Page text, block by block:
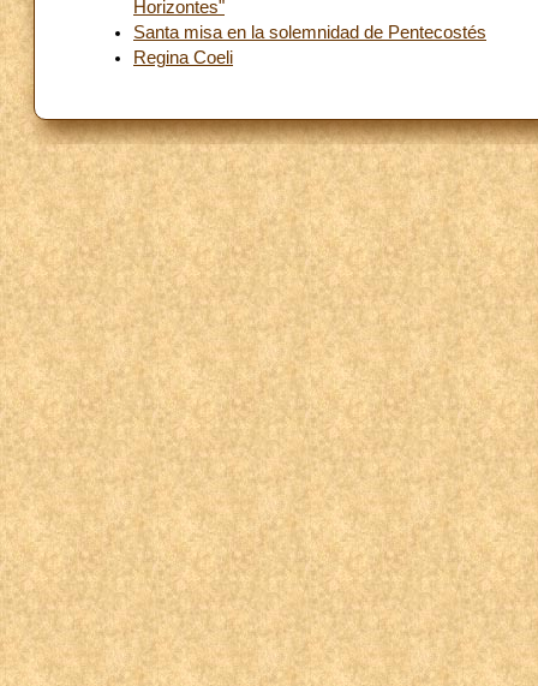
Horizontes"
Santa misa en la solemnidad de Pentecostés
Regina Coeli